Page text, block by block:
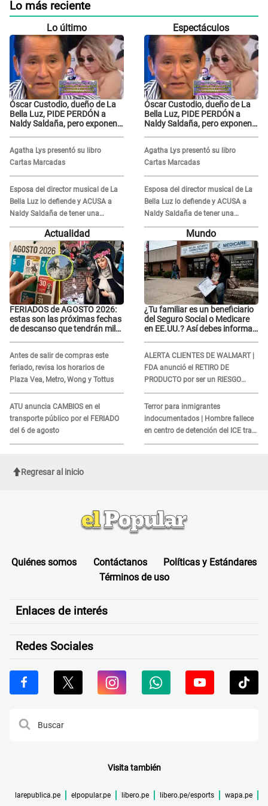
Lo más reciente
Lo último
Óscar Custodio, dueño de La
Bella Luz, PIDE PERDÓN a
Naldy Saldaña, pero exponen
grabar"
Agatha Lys presentó su libro
Cartas Marcadas
Esposa del director musical de La
Bella Luz lo defiende y ACUSA a
Naldy Saldaña de tener una
relación con él y otros integrantes
Espectáculos
Óscar Custodio, dueño de La
Bella Luz, PIDE PERDÓN a
Naldy Saldaña, pero exponen
grabar"
Agatha Lys presentó su libro
Cartas Marcadas
Esposa del director musical de La
Bella Luz lo defiende y ACUSA a
Naldy Saldaña de tener una
relación con él y otros integrantes
Actualidad
FERIADOS de AGOSTO 2026:
estas son las próximas fechas
de descanso que tendrán miles
Antes de salir de compras este
feriado, revisa los horarios de
Plaza Vea, Metro, Wong y Tottus
ATU anuncia CAMBIOS en el
transporte público por el FERIADO
del 6 de agosto
Mundo
¿Tu familiar es un beneficiario
del Seguro Social o Medicare
en EE.UU.? Así debes informar
ALERTA CLIENTES DE WALMART |
FDA anunció el RETIRO DE
PRODUCTO por ser un RIESGO
MORTAL para consumidores: ¿Cuál
es?
Terror para inmigrantes
indocumentados | Hombre fallece
en centro de detención del ICE tras
sufrir una "emergencia médica"
Regresar al inicio
Quiénes somos Contáctanos
Políticas y Estándares
Términos de uso
Enlaces de interés
Redes Sociales
Visita también
larepublica.pe elpopular.pe libero.pe libero.pe/esports wapa.pe